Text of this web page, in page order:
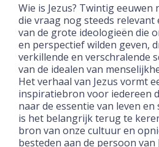
Wie is Jezus? Twintig
die vraag nogsteeds relevant
van de grote ideologieën die
en perspectief wilden geven,
verkillende en verschralende
van de idealen van
Het verhaal van Jezus vormt
inspiratiebron voor iedereen
naar de essentie van leven en
is het belangrijk terug te
bron van onze cultuur en
besteden aan de persoon van